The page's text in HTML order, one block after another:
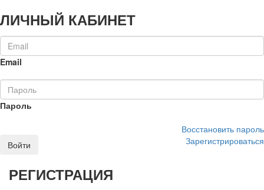
ЛИЧНЫЙ КАБИНЕТ
Email
Пароль
Восстановить пароль
Войти
Зарегистрироваться
РЕГИСТРАЦИЯ